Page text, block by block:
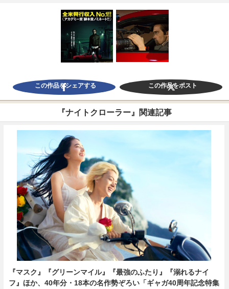
この作品をシェアする この作品をポスト
『ナイトクローラー』関連記事
『マスク』『グリーンマイル』『最強のふたり』『溺れるナイ
フ』ほか、40年分・18本の名作勢ぞろい「ギャガ40周年記念特集